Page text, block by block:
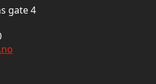
gate 4